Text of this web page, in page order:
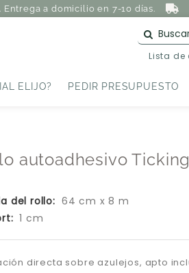
a domicilio en 7-10 días.
Lista de
ELIJO? PEDIR PRESUPUESTO
autoadhesivo
del rollo: 64 cm x 8 m
1 cm
directa sobre azulejos, apto